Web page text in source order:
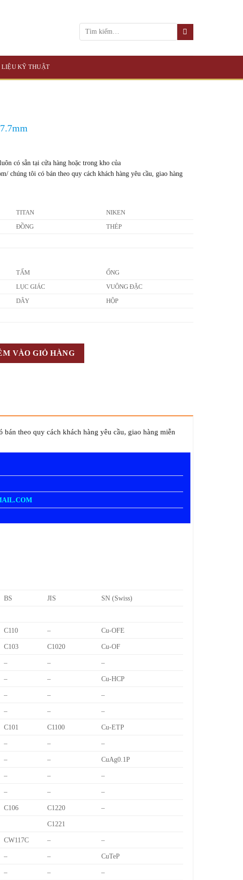
LIỆU KỸ THUẬT
có sẵn tại cửa hàng hoặc trong kho của
chúng tôi có bán theo quy cách khách hàng yêu cầu, giao hàng
TITAN NIKEN
ĐỒNG THÉP
TẤM ỐNG
LỤC GIÁC VUÔNG ĐẶC
DÂY HỘP
VÀO GIỎ HÀNG
theo quy cách khách hàng yêu cầu, giao hàng miễn
BS JIS SN (Swiss)
C110 – Cu-OFE
C103 C1020 Cu-OF
– – –
– – Cu-HCP
– – –
– – –
C101 C1100 Cu-ETP
– – –
– – CuAg0.1P
– – –
– – –
C106 C1220 –
C1221
CW117C – –
– – CuTeP
– – –